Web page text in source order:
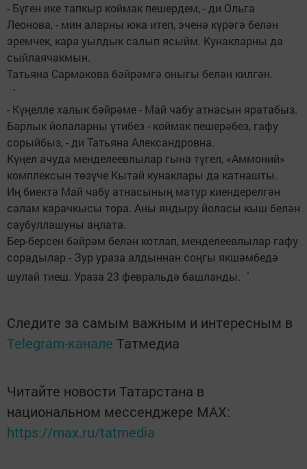
- Бүген ике тапкыр коймак пешердем, - ди Ольга
Леонова, - мин аларны юка итеп, эченә күрәгә белән
эремчек, кара уылдык салып ясыйм. Кунакларны да
сыйлаячакмын.
Татьяна Сармакова бәйрәмгә оныгы белән килгән.
- Күңелле халык бәйрәме - Май чабу атнасын яратабыз.
Барлык йолаларны үтибез - коймак пешерәбез, гафу
сорыйбыз, - ди Татьяна Александровна.
Күңел ачуда менделеевлылар гына түгел, «Аммоний»
комплексын төзүче Кытай кунаклары да катнашты.
Иң биектә Май чабу атнасының матур киендерелгән
салам карачкысы тора. Аны яндыру йоласы кыш белән
саубуллашуны аңлата.
Бер-берсен бәйрәм белән котлап, менделеевлылар гафу
сорадылар - Зур ураза алдыннан соңгы якшәмбедә
шулай тиеш. Ураза 23 февральдә башланды.
Следите за самым важным и интересным в
Telegram-канале Татмедиа
Читайте новости Татарстана в
национальном мессенджере MАХ:
https://max.ru/tatmedia